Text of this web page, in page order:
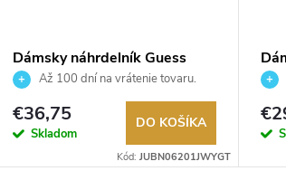
Dámsky náhrdelník Guess
JUBN06201JWYGT
Až 100 dní na vrátenie tovaru.
Autorizovaný predajca.
€36,75
Skladom
DO KOŠÍKA
Kód: JUBN06201JWYGT